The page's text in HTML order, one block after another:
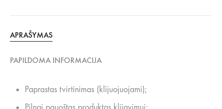
APRAŠYMAS
PAPILDOMA INFORMACIJA
Paprastas tvirtinimas (klijuojuojami);